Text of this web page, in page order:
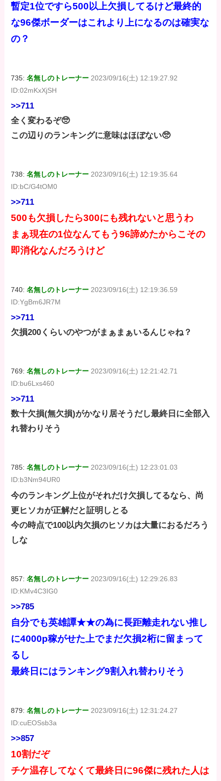
暫定1位ですら500以上欠損してるけど最終的
な96傑ボーダーはこれより上になるのは確実な
の？
735:名無しのトレーナー 2023/09/16(土) 12:19:27.92
ID:02mKxXjSH
>>711
全く変わるぞ🥺
この辺りのランキングに意味はほぼない🥺
738:名無しのトレーナー 2023/09/16(土) 12:19:35.64
ID:bC/G4tOM0
>>711
500も欠損したら300にも残れないと思うわ
まぁ現在の1位なんてもう96諦めたからこその
即消化なんだろうけど
740:名無しのトレーナー 2023/09/16(土) 12:19:36.59
ID:YgBm6JR7M
>>711
欠損200くらいのやつがまぁまぁいるんじゃね？
769:名無しのトレーナー 2023/09/16(土) 12:21:42.71
ID:bu6Lxs460
>>711
数十欠損(無欠損)がかなり居そうだし最終日に全部入
れ替わりそう
785:名無しのトレーナー 2023/09/16(土) 12:23:01.03
ID:b3Nm94UR0
今のランキング上位がそれだけ欠損してるなら、尚
更ヒソカが正解だと証明しとる
今の時点で100以内欠損のヒソカは大量におるだろう
しな
857:名無しのトレーナー 2023/09/16(土) 12:29:26.83
ID:KMv4C3IG0
>>785
自分でも英雄譚★★の為に長距離走れない推し
に4000p稼がせた上でまだ欠損2桁に留まって
るし
最終日にはランキング9割入れ替わりそう
879:名無しのトレーナー 2023/09/16(土) 12:31:24.27
ID:cuEOSsb3a
>>857
10割だぞ
チケ温存してなくて最終日に96傑に残れた人は